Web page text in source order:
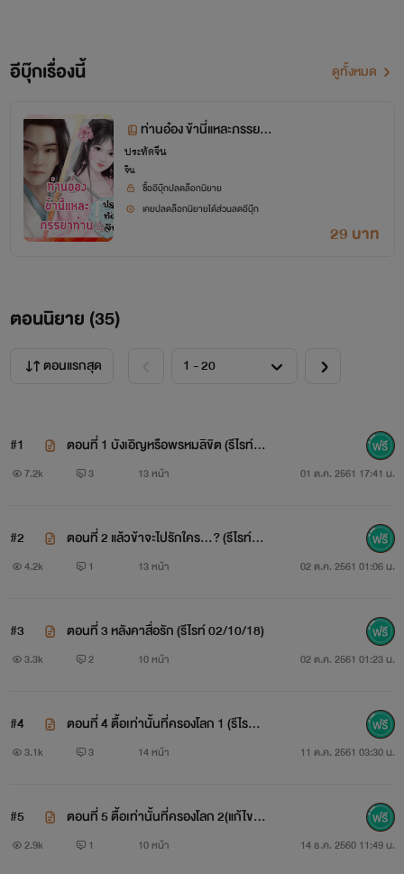
อีบุ๊กเรื่องนี้ ดูทั้งหมด
ท่านอ๋อง ข้านี่แหละภรรยา
ท่าน
ประทัดจีน
จีน
ซื้ออีบุ๊กปลดล็อกนิยาย
เคยปลดล็อกนิยายได้ส่วนลดอีบุ๊ก
29 บาท
ตอนนิยาย (35)
ตอนแรกสุด
#1
ตอนที่ 1 บังเอิญหรือพรหมลิขิต (รีไรท์ 2
9/09/18)
7.2k 3 13 หน้า 01 ต.ค. 2561 17:41 น.
#2
ตอนที่ 2 แล้วข้าจะไปรักใคร...? (รีไรท์ 3
0/09/18)
4.2k 1 13 หน้า 02 ต.ค. 2561 01:06 น.
#3 ตอนที่ 3 หลังคาสื่อรัก (รีไรท์ 02/10/18)
3.3k 2 10 หน้า 02 ต.ค. 2561 01:23 น.
#4
ตอนที่ 4 ตื้อเท่านั้นที่ครองโลก 1 (รีไรท์ 1
1/10/18)
3.1k 3 14 หน้า 11 ต.ค. 2561 03:30 น.
#5
ตอนที่ 5 ตื้อเท่านั้นที่ครองโลก 2(แก้ไขแล้
ว)
2.9k 1 10 หน้า 14 ธ.ค. 2560 11:49 น.